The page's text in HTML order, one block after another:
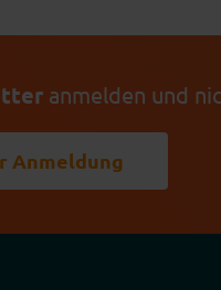
anmelden und
Anmeldung